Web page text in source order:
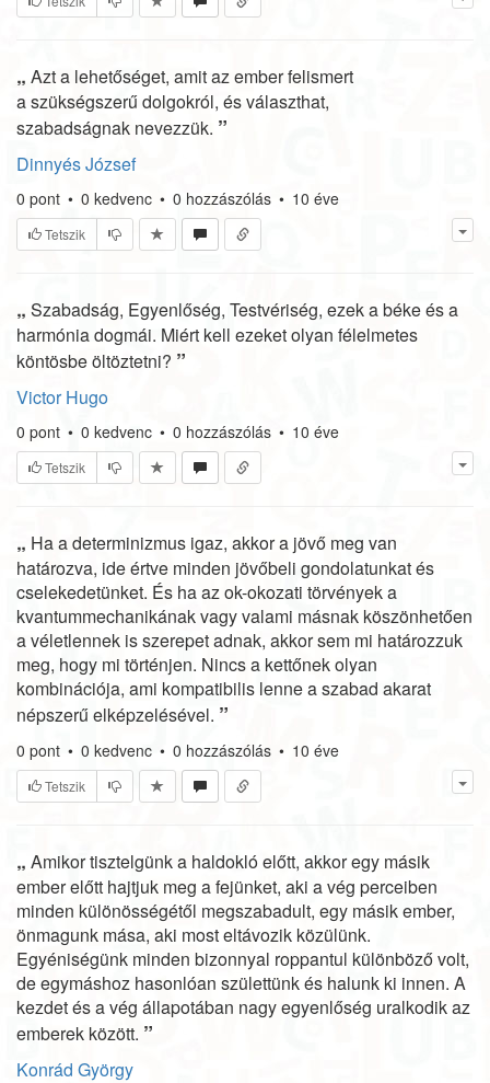
„ Azt a lehetőséget, amit az ember felismert
a szükségszerű dolgokról, és választhat,
szabadságnak nevezzük. ”
Dinnyés József
0 pont • 0 kedvenc • 0 hozzászólás • 10 éve
Tetszik
„ Szabadság, Egyenlőség, Testvériség, ezek a béke és a
harmónia dogmái. Miért kell ezeket olyan félelmetes
köntösbe öltöztetni? ”
Victor Hugo
0 pont • 0 kedvenc • 0 hozzászólás • 10 éve
Tetszik
„ Ha a determinizmus igaz, akkor a jövő meg van
határozva, ide értve minden jövőbeli gondolatunkat és
cselekedetünket. És ha az ok-okozati törvények a
kvantummechanikának vagy valami másnak köszönhetően
a véletlennek is szerepet adnak, akkor sem mi határozzuk
meg, hogy mi történjen. Nincs a kettőnek olyan
kombinációja, ami kompatibilis lenne a szabad akarat
népszerű elképzelésével. ”
0 pont • 0 kedvenc • 0 hozzászólás • 10 éve
Tetszik
„ Amikor tisztelgünk a haldokló előtt, akkor egy másik
ember előtt hajtjuk meg a fejünket, aki a vég perceiben
minden különösségétől megszabadult, egy másik ember,
önmagunk mása, aki most eltávozik közülünk.
Egyéniségünk minden bizonnyal roppantul különböző volt,
de egymáshoz hasonlóan születtünk és halunk ki innen. A
kezdet és a vég állapotában nagy egyenlőség uralkodik az
emberek között. ”
Konrád György